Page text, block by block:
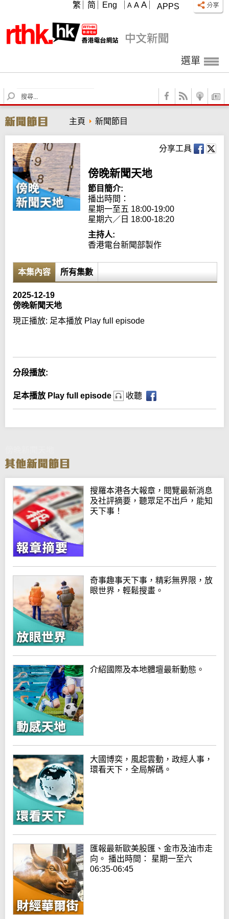
APPS
A A A
繁 简 Eng
選單
S
e
r
c
h
主頁 新聞節目
分享工具
傍晚新聞天地
節目簡介:
播出時間：
星期一至五 18:00-19:00
星期六／日 18:00-18:20
主持人:
香港電台新聞部製作
本集內容 所有集數
2025-12-19
傍晚新聞天地
現正播放: 足本播放 Play full episode
分段播放:
足本播放 Play full episode 收聽
搜羅本港各大報章，閱覽最新消息
及社評摘要，聽眾足不出戶，能知
天下事！
奇事趣事天下事，精彩無界限，放
眼世界，輕鬆搜畫。
介紹國際及本地體壇最新動態。
大國博奕，風起雲動，政經人事，
環看天下，全局解碼。
匯報最新歐美股匯、金市及油市走
向。 播出時間： 星期一至六
06:35-06:45